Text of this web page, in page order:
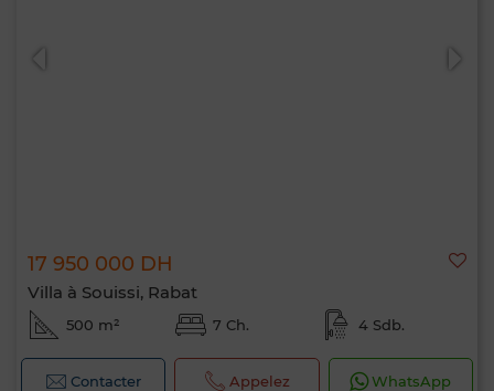
17 950 000 DH
Villa à Souissi, Rabat
500 m² 7 Ch. 4 Sdb.
Contacter Appelez WhatsApp